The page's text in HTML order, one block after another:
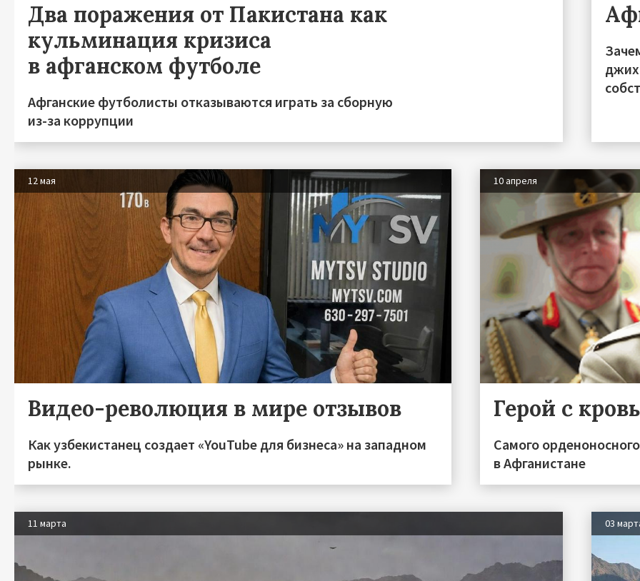
Два поражения от Пакистана как
кульминация кризиса
в афганском футболе
Афганские футболисты отказываются играть за сборную
из-за коррупции
12 мая
Видео-революция в мире отзывов
Как узбекистанец создает «YouTube для бизнеса» на западном
рынке.
10 апреля
Герой с
Самого
в Афганистане
11 марта 03